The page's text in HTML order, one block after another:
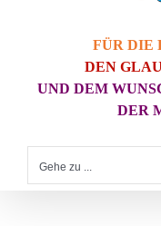
FÜR DIE
DEN
UND DEM
DER
Gehe zu ...